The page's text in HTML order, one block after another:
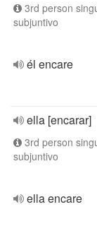
3rd person
subjuntivo
él encare
ella [encarar]
3rd person
subjuntivo
ella encare